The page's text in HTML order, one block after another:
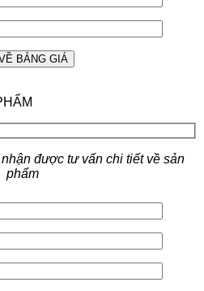
được tư vấn chi tiết về sản
phẩm